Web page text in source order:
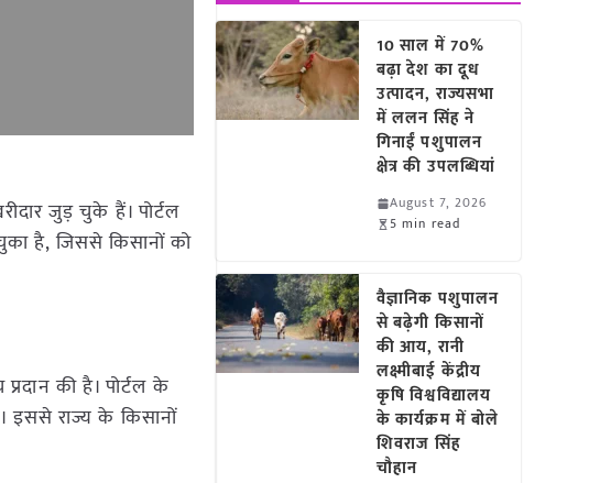
जुड़ चुके हैं। पोर्टल
है, जिससे किसानों को
की है। पोर्टल के
इससे राज्य के किसानों
10 साल में 70%
बढ़ा देश का दूध
उत्पादन, राज्यसभा
में ललन सिंह ने
गिनाईं पशुपालन
क्षेत्र की उपलब्धियां
August 7, 2026
5 min read
वैज्ञानिक पशुपालन
से बढ़ेगी किसानों
की आय, रानी
लक्ष्मीबाई केंद्रीय
कृषि विश्वविद्यालय
के कार्यक्रम में बोले
शिवराज सिंह
चौहान